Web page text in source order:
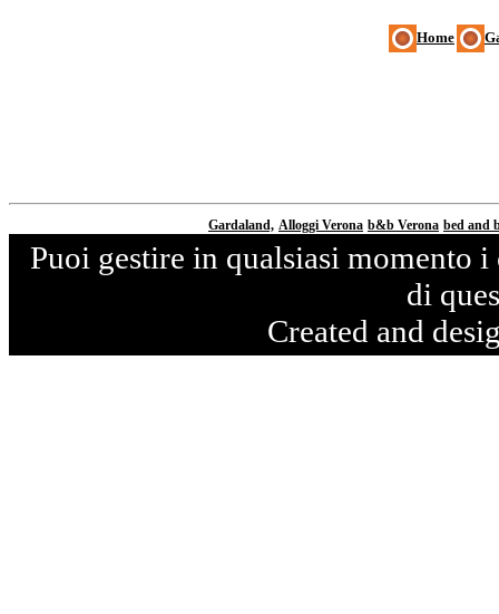
Home
Gardaland, Alloggi Verona b&b Verona bed and
Puoi gestire in qualsiasi momento
di
Created and